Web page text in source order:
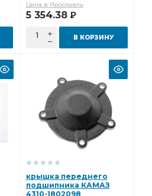
Цена в Ярославль
5 354.38 Р
В КОРЗИНУ
крышка переднего
подшипника КАМАЗ
4310-1802098